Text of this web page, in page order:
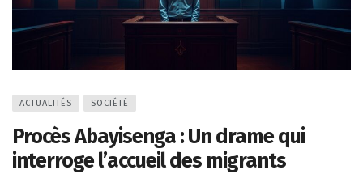
ACTUALITÉS SOCIÉTÉ
Procès Abayisenga : Un drame qui
interroge l’accueil des migrants